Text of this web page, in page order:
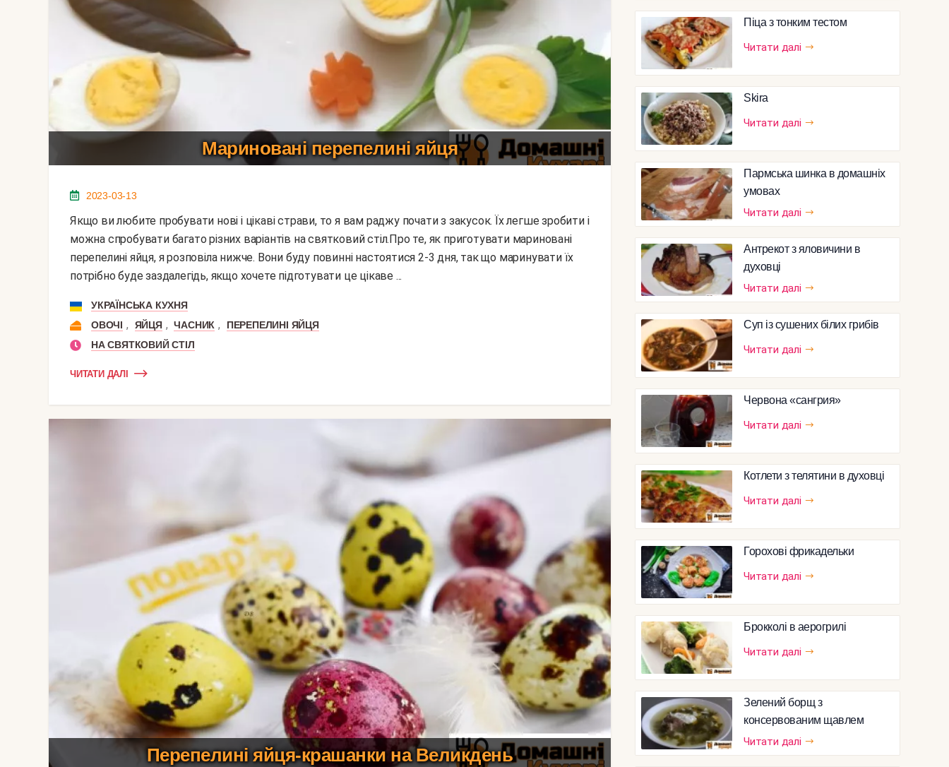
Мариновані перепелині яйця
2023-03-13
Якщо ви любите пробувати нові і цікаві страви, то я вам раджу почати з закусок. Їх легше зробити і
можна спробувати багато різних варіантів на святковий стіл.Про те, як приготувати мариновані
перепелині яйця, я розповіла нижче. Вони буду повинні настоятися 2-3 дня, так що маринувати їх
потрібно буде заздалегідь, якщо хочете підготувати це цікаве ...
УКРАЇНСЬКА КУХНЯ
ОВОЧІ , ЯЙЦЯ , ЧАСНИК ,
ПЕРЕПЕЛИНІ ЯЙЦЯ
НА СВЯТКОВИЙ СТІЛ
ЧИТАТИ ДАЛІ
Перепелині яйця-крашанки на Великдень
Піца з тонким тестом
Читати далі
Skira
Читати далі
Пармська шинка в домашніх
умовах
Читати далі
Антрекот з яловичини в
духовці
Читати далі
Суп із сушених білих грибів
Читати далі
Червона «сангрия»
Читати далі
Котлети з телятини в духовці
Читати далі
Горохові фрикадельки
Читати далі
Брокколі в аерогрилі
Читати далі
Зелений борщ з
консервованим щавлем
Читати далі